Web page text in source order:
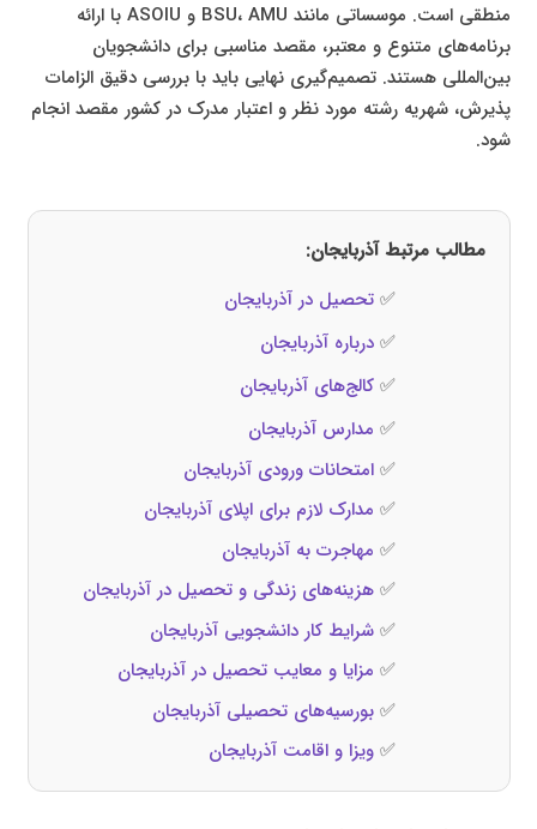
منطقی است. موسساتی مانند BSU، AMU و ASOIU با ارائه
برنامه‌های متنوع و معتبر، مقصد مناسبی برای دانشجویان
بین‌المللی هستند. تصمیم‌گیری نهایی باید با بررسی دقیق الزامات
پذیرش، شهریه رشته مورد نظر و اعتبار مدرک در کشور مقصد انجام
شود.
مطالب مرتبط آذربایجان:
✅تحصیل در آذربایجان
✅درباره آذربایجان
✅کالج‌های آذربایجان
✅ مدارس آذربایجان
✅امتحانات ورودی آذربایجان
✅ مدارک لازم برای اپلای آذربایجان
✅ مهاجرت به آذربایجان
✅هزینه‌های زندگی و تحصیل در آذربایجان
✅شرایط کار دانشجویی آذربایجان
✅ مزایا و معایب تحصیل در آذربایجان
✅بورسیه‌های تحصیلی آذربایجان
✅ویزا و اقامت آذربایجان